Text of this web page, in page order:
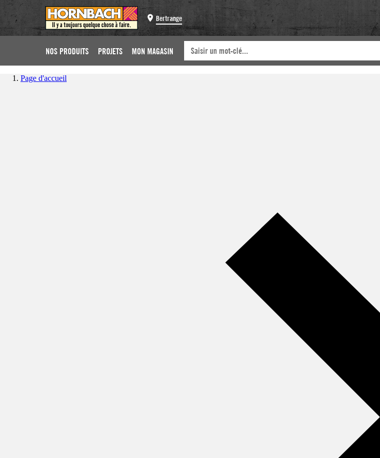
Bertrange
NOS PRODUITS PROJETS MON MAGASIN
Page d'accueil